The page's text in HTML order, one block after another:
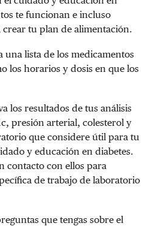
te funcionan e incluso
tu plan de alimentación.
una lista de los medicamentos
los horarios y dosis en que los
los resultados de tus análisis
presión arterial, colesterol y
que considere útil para tu
y educación en diabetes.
contacto con ellos para
de trabajo de laboratorio
que tengas sobre el